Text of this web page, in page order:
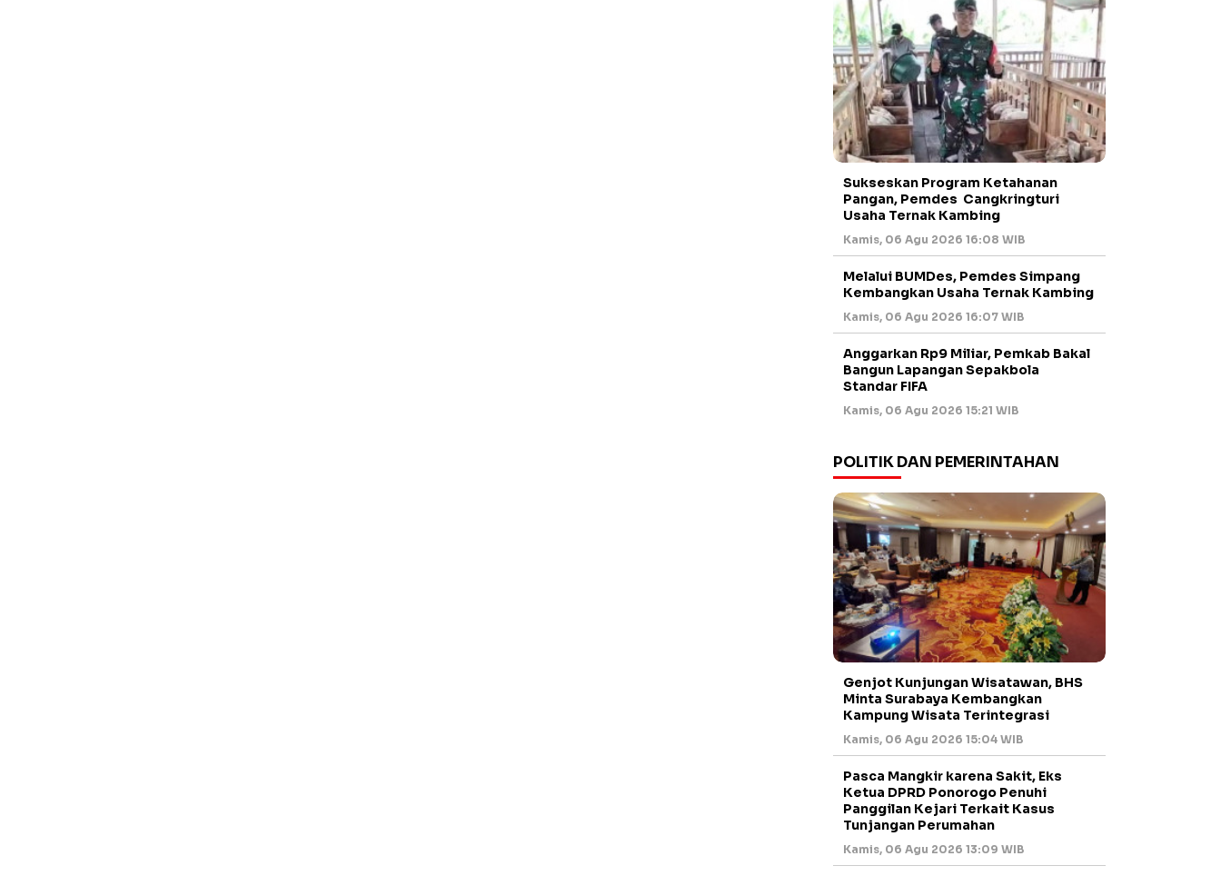
Sukseskan Program Ketahanan
Pangan, Pemdes Cangkringturi
Usaha Ternak Kambing
Kamis, 06 Agu 2026 16:08 WIB
Melalui BUMDes, Pemdes Simpang
Kembangkan Usaha Ternak Kambing
Kamis, 06 Agu 2026 16:07 WIB
Anggarkan Rp9 Miliar, Pemkab Bakal
Bangun Lapangan Sepakbola
Standar FIFA
Kamis, 06 Agu 2026 15:21 WIB
POLITIK DAN PEMERINTAHAN
Genjot Kunjungan Wisatawan, BHS
Minta Surabaya Kembangkan
Kampung Wisata Terintegrasi
Kamis, 06 Agu 2026 15:04 WIB
Pasca Mangkir karena Sakit, Eks
Ketua DPRD Ponorogo Penuhi
Panggilan Kejari Terkait Kasus
Tunjangan Perumahan
Kamis, 06 Agu 2026 13:09 WIB